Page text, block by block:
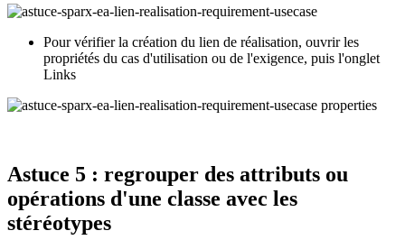
Pour vérifier la création du lien de réalisation, ouvrir les
propriétés du cas d'utilisation ou de l'exigence, puis l'onglet
Links
Astuce 5 : regrouper des attributs ou
opérations d'une classe avec les
stéréotypes